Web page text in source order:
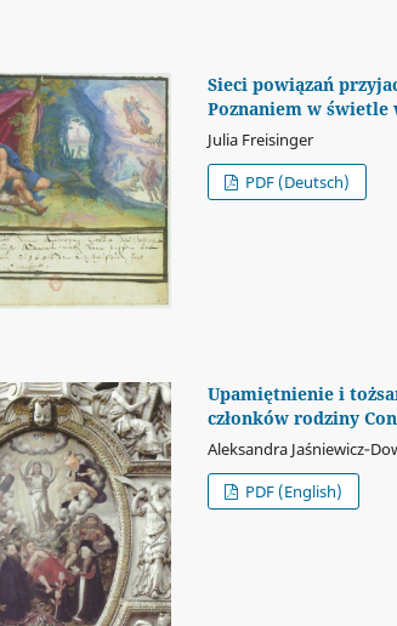
Sieci powiązań
Poznaniem w świetle
Julia Freisinger
PDF (Deutsch)
Upamiętnienie i
członków rodziny
Aleksandra
PDF (English)